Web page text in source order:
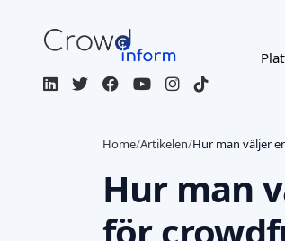
Home/Artikelen/Hur man väljer
Hur man